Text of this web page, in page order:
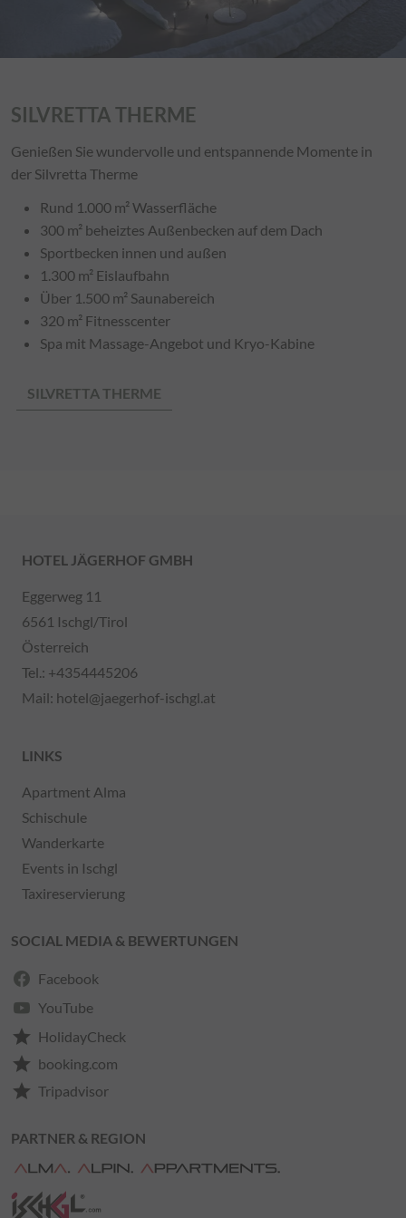
SILVRETTA THERME
Genießen Sie wundervolle und entspannende Momente in
der Silvretta Therme
Rund 1.000 m² Wasserfläche
300 m² beheiztes Außenbecken auf dem Dach
Sportbecken innen und außen
1.300 m² Eislaufbahn
Über 1.500 m² Saunabereich
320 m² Fitnesscenter
Spa mit Massage-Angebot und Kryo-Kabine
SILVRETTA THERME
HOTEL JÄGERHOF GMBH
Eggerweg 11
6561 Ischgl/Tirol
Österreich
Tel.: +4354445206
Mail: hotel@jaegerhof-ischgl.at
LINKS
Apartment Alma
Schischule
Wanderkarte
Events in Ischgl
Taxireservierung
SOCIAL MEDIA & BEWERTUNGEN
Facebook
YouTube
star HolidayCheck
star booking.com
star Tripadvisor
PARTNER & REGION